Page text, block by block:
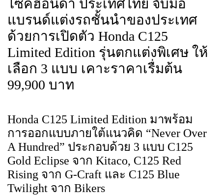
ไซค์ฮอนด้า ประเทศไทย จับมือ
แบรนด์แต่งรถชั้นนำของประเทศ
ด้วยการเปิดตัว Honda C125
Limited Edition รุ่นตกแต่งพิเศษ ให้
เลือก 3 แบบ เคาะราคาเรื่มต้น
99,900 บาท
Honda C125 Limited Edition มาพร้อม
การออกแบบภายใต้แนวคิด “Never Over
A Hundred” ประกอบด้วย 3 แบบ C125
Gold Eclipse จาก Kitaco, C125 Red
Rising จาก G-Craft และ C125 Blue
Twilight จาก Bikers